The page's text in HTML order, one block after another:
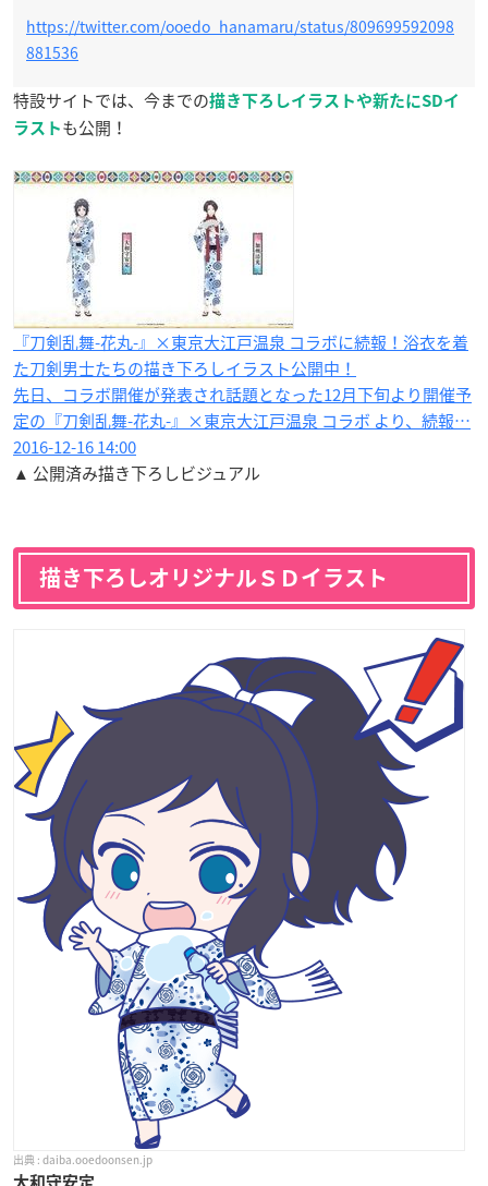
https://twitter.com/ooedo_hanamaru/status/809699592098
881536
特設サイトでは、今までの描き下ろしイラストや新たにSDイ
ラスト も公開！
『刀剣乱舞-花丸-』×東京大江戸温泉 コラボに続報！浴衣を着
た刀剣男士たちの描き下ろしイラスト公開中！
先日、コラボ開催が発表され話題となった12月下旬より開催予
定の『刀剣乱舞-花丸-』×東京大江戸温泉 コラボ より、続報…
2016-12-16 14:00
▲ 公開済み描き下ろしビジュアル
描き下ろしオリジナルＳＤイラスト
daiba.ooedoonsen.jp
大和守安定